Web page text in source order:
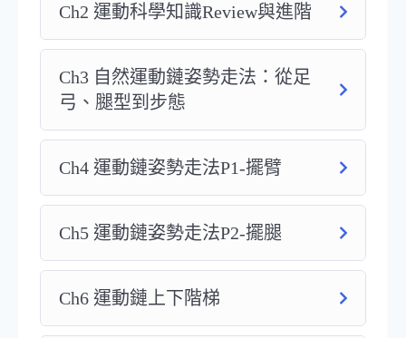
健康自然向你走來，傷害自然離你而去
Ch2 運動科學知識Review與進階
Ch3 自然運動鏈姿勢走法：從足
弓、腿型到步態
Ch4 運動鏈姿勢走法P1-擺臂
Ch5 運動鏈姿勢走法P2-擺腿
Ch6 運動鏈上下階梯